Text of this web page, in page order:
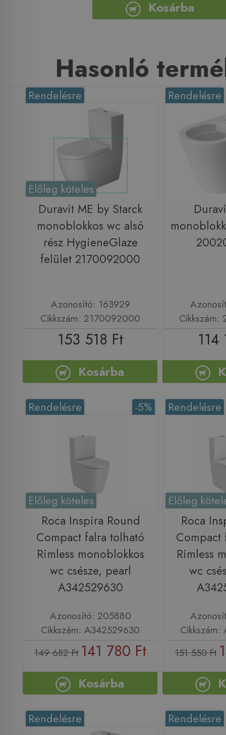
Kosárba
Hasonló
Rendelésre
Előleg köteles
Duravit ME by Starck
monoblokkos wc alsó
rész HygieneGlaze
felület 2170092000
Azonosító: 163929
Cikkszám: 2170092000
153 518 Ft
Kosárba
Rendelésre
114
-5%
Rendelésre
Előleg köteles
Roca Inspira Round
Compact falra tolható
Rimless monoblokkos
wc csésze, pearl
A342529630
Azonosító: 205880
Cikkszám: A342529630
149 682 Ft 141 780 Ft
Kosárba
Rendelésre
Előleg
Roca
Compact
Rimless
wc
151 550 Ft
Rendelésre Rendelésre